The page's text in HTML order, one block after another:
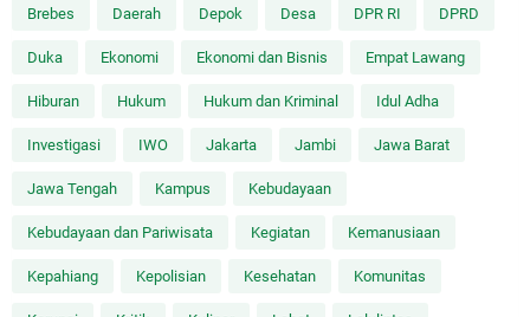
Brebes Daerah Depok Desa DPR RI DPRD
Duka Ekonomi Ekonomi dan Bisnis Empat Lawang
Hiburan Hukum Hukum dan Kriminal Idul Adha
Investigasi IWO Jakarta Jambi Jawa Barat
Jawa Tengah Kampus Kebudayaan
Kebudayaan dan Pariwisata Kegiatan Kemanusiaan
Kepahiang Kepolisian Kesehatan Komunitas